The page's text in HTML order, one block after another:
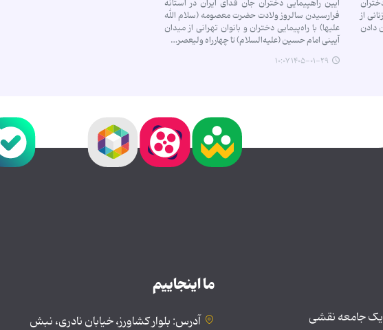
از
دادن
آیین راهپیمایی دختران جان فدای ایران در آستانه
فرارسیدن سالروز ولادت حضرت معصومه (سلام الله
علیها) با راه‌پیمایی دختران و بانوان تهرانی از میدان
آیینی امام حسین (علیه‌السلام) تا چهارراه ولیعصر…
۱۴۰۵-۰۱-۲۹ ۱۰:۰۷
یک جامعه نقشی
ما اینجاییم
آدرس: بلوار کشاورز، خیابان نادری، نبش